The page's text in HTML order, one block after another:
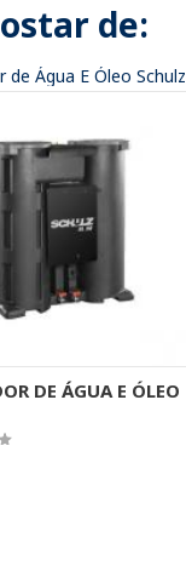
de:
de Água E Óleo Schulz
INFORMAÇÕES
DE ÁGUA E ÓLEO